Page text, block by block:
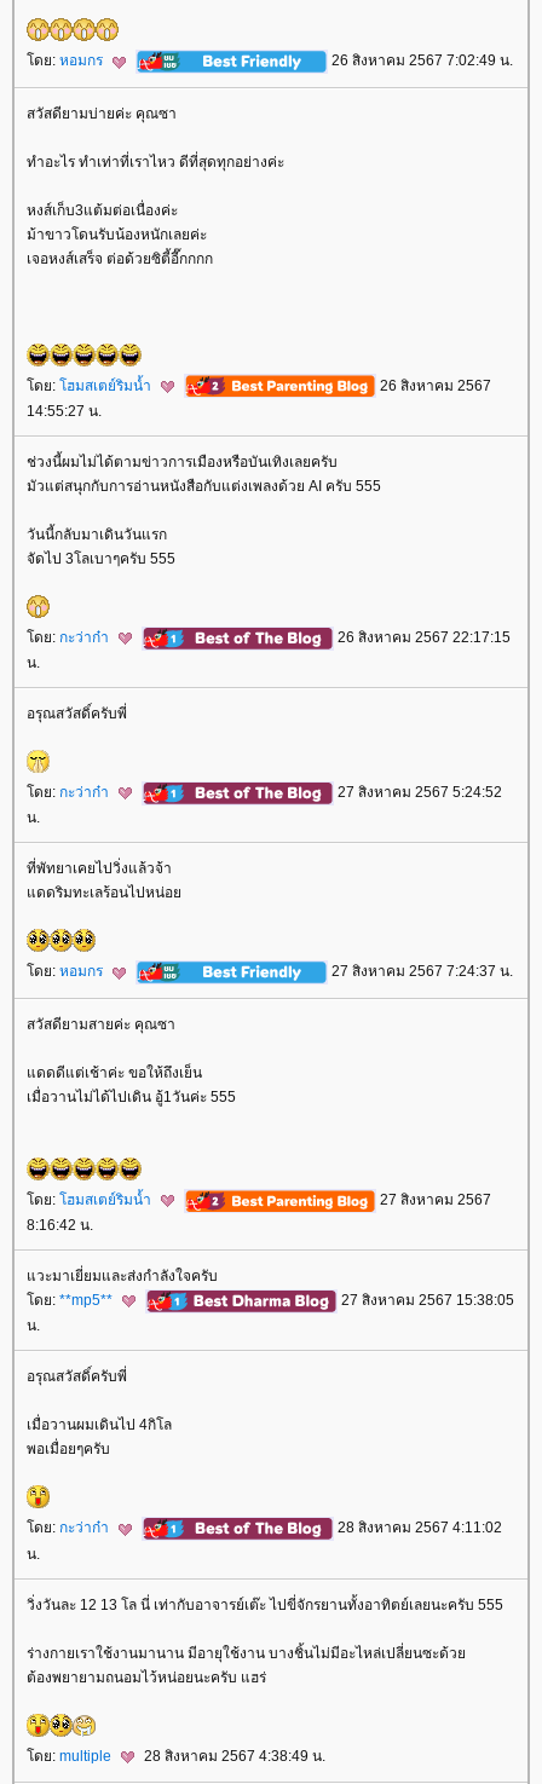
ดย: หอมกร 26 สิงหาคม 2567 7:02:49 น.
สวัสดียามบ่ายค่ะ คุณซา
ทำอะไร ทำเท่าที่เราไหว ดีที่สุดทุกอย่างค่ะ
หงส์เก็บ3แต้มต่อเนื่องค่ะ
ม้าขาวโดนรับน้องหนักเลยค่ะ
เจอหงส์เสร็จ ต่อด้วยซิตี้อี๊กกกก
ดย: ฮมสเตย์ริมน้ำ
26 สิงหาคม 2567
14:55:27 น.
ช่วงนี้ผมไม่ได้ตามข่าวการเมืองหรือบันเทิงเลยครับ
มัวแต่สนุกกับการอ่านหนังสือกับแต่งเพลงด้วย AI ครับ 555
วันนี้กลับมาเดินวันแรก
จัดไป 3โลเบาๆครับ 555
ดย: กะว่าก๋า
26 สิงหาคม 2567 22:17:15
น.
อรุณสวัสดิ์ครับพี่
ดย: กะว่าก๋า
27 สิงหาคม 2567 5:24:52
น.
ที่พัทยาเคยไปวิ่งแล้วจ้า
ดดริมทะเลร้อนไปหน่อ
ดย: หอมกร 27 สิงหาคม 2567 7:24:37 น.
สวัสดียามสายค่ะ คุณซา
ดดดีแต่เช้าค่ะ ขอให้ถึงเย็น
เมื่อวานไม่ได้ไปเดิน อู้1วันค่ะ 555
ดย: ฮมสเตย์ริมน้ำ
27 สิงหาคม 2567
8:16:42 น.
วะมาเยี่ยมและส่งกำลังใจครับ
ดย: **mp5**
27 สิงหาคม 2567 15:38:05
น.
อรุณสวัสดิ์ครับพี่
เมื่อวานผมเดินไป 4กิโล
พอเมื่อยๆครับ
ดย: กะว่าก๋า
28 สิงหาคม 2567 4:11:02
น.
วิ่งวันละ 12 13 โล นี่ เท่ากับอาจารย์เต๊ะ ไปขี่จักรยานทั้งอาทิตย์เลยนะครับ 555
ร่างกายเราใช้งานมานาน มีอายุใช้งาน บางชิ้นไม่มีอะไหล่เปลี่ยนซะด้ว
ต้องพยายามถนอมไว้หน่อยนะครับ แฮร่
ดย: multiple 28 สิงหาคม 2567 4:38:49 น.